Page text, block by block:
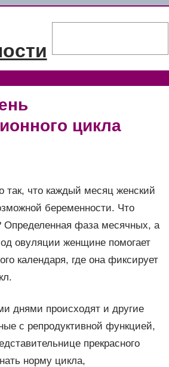
цикла
так, что каждый месяц женский
беременности. Что
Определенная фаза месячных, а
овуляции женщине помогает
календаря, где она фиксирует
днями происходят и другие
с репродуктивной функцией,
прекрасного
норму цикла,